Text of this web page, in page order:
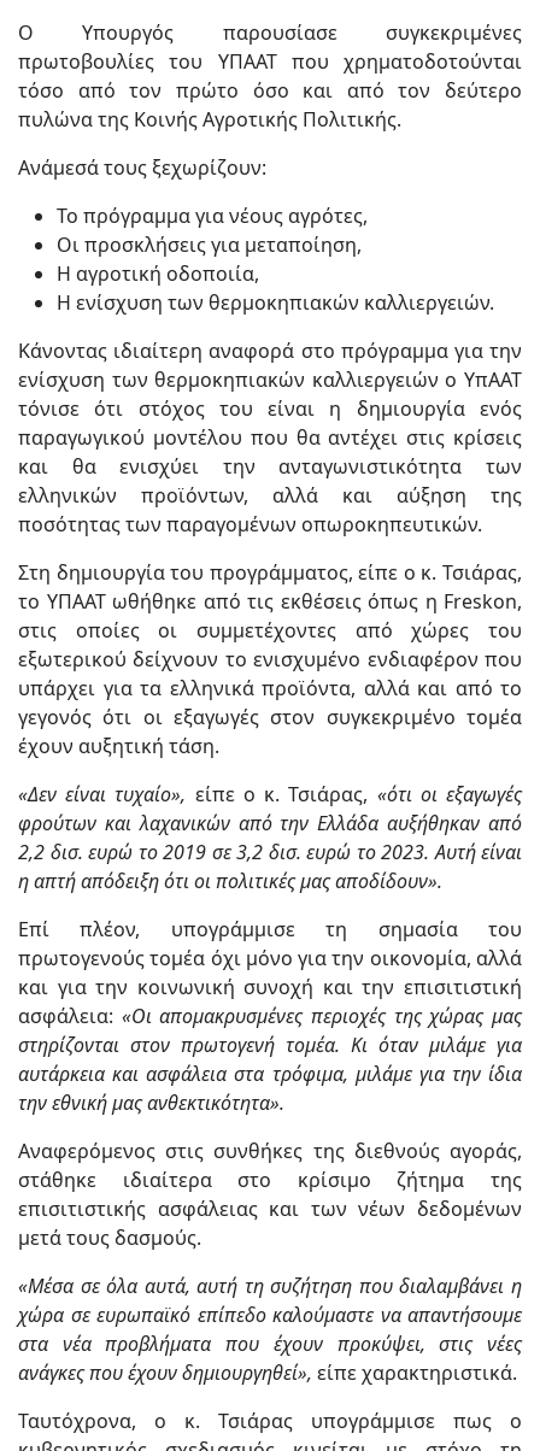
Ο Υπουργός παρουσίασε συγκεκριμένες
πρωτοβουλίες του ΥΠΑΑΤ που χρηματοδοτούνται
τόσο από τον πρώτο όσο και από τον δεύτερο
πυλώνα της Κοινής Αγροτικής Πολιτικής.
Ανάμεσά τους ξεχωρίζουν:
Το πρόγραμμα για νέους αγρότες,
Οι προσκλήσεις για μεταποίηση,
Η αγροτική οδοποιία,
Η ενίσχυση των θερμοκηπιακών καλλιεργειών.
Κάνοντας ιδιαίτερη αναφορά στο πρόγραμμα για την
ενίσχυση των θερμοκηπιακών καλλιεργειών o YπΑΑΤ
τόνισε ότι στόχος του είναι η δημιουργία ενός
παραγωγικού μοντέλου που θα αντέχει στις κρίσεις
και θα ενισχύει την ανταγωνιστικότητα των
ελληνικών προϊόντων, αλλά και αύξηση της
ποσότητας των παραγομένων οπωροκηπευτικών.
Στη δημιουργία του προγράμματος, είπε ο κ. Τσιάρας,
το ΥΠΑΑΤ ωθήθηκε από τις εκθέσεις όπως η Freskon,
στις οποίες οι συμμετέχοντες από χώρες του
εξωτερικού δείχνουν το ενισχυμένο ενδιαφέρον που
υπάρχει για τα ελληνικά προϊόντα, αλλά και από το
γεγονός ότι οι εξαγωγές στον συγκεκριμένο τομέα
έχουν αυξητική τάση.
«Δεν είναι τυχαίο», είπε ο κ. Τσιάρας, «ότι οι εξαγωγές
φρούτων και λαχανικών από την Ελλάδα αυξήθηκαν από
2,2 δισ. ευρώ το 2019 σε 3,2 δισ. ευρώ το 2023. Αυτή είναι
η απτή απόδειξη ότι οι πολιτικές μας αποδίδουν».
Επί πλέον, υπογράμμισε τη σημασία του
πρωτογενούς τομέα όχι μόνο για την οικονομία, αλλά
και για την κοινωνική συνοχή και την επισιτιστική
ασφάλεια: «Οι απομακρυσμένες περιοχές της χώρας μας
στηρίζονται στον πρωτογενή τομέα. Κι όταν μιλάμε για
αυτάρκεια και ασφάλεια στα τρόφιμα, μιλάμε για την ίδια
την εθνική μας ανθεκτικότητα».
Αναφερόμενος στις συνθήκες της διεθνούς αγοράς,
στάθηκε ιδιαίτερα στο κρίσιμο ζήτημα της
επισιτιστικής ασφάλειας και των νέων δεδομένων
μετά τους δασμούς.
«Μέσα σε όλα αυτά, αυτή τη συζήτηση που διαλαμβάνει η
χώρα σε ευρωπαϊκό επίπεδο καλούμαστε να απαντήσουμε
στα νέαπροβλήματα που έχουν προκύψει, στις νέες
ανάγκες που έχουν δημιουργηθεί», είπε χαρακτηριστικά.
Ταυτόχρονα, ο κ. Τσιάρας υπογράμμισε πως ο